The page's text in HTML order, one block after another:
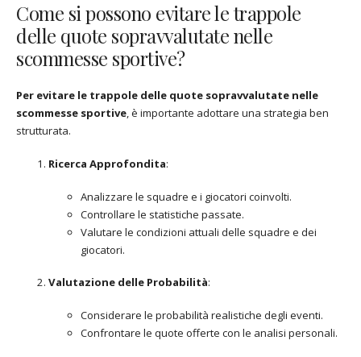
Come si possono evitare le trappole
delle quote sopravvalutate nelle
scommesse sportive?
Per evitare le trappole delle quote sopravvalutate nelle
scommesse sportive, è importante adottare una strategia ben
strutturata.
Ricerca Approfondita:
Analizzare le squadre e i giocatori coinvolti.
Controllare le statistiche passate.
Valutare le condizioni attuali delle squadre e dei
giocatori.
Valutazione delle Probabilità:
Considerare le probabilità realistiche degli eventi.
Confrontare le quote offerte con le analisi personali.